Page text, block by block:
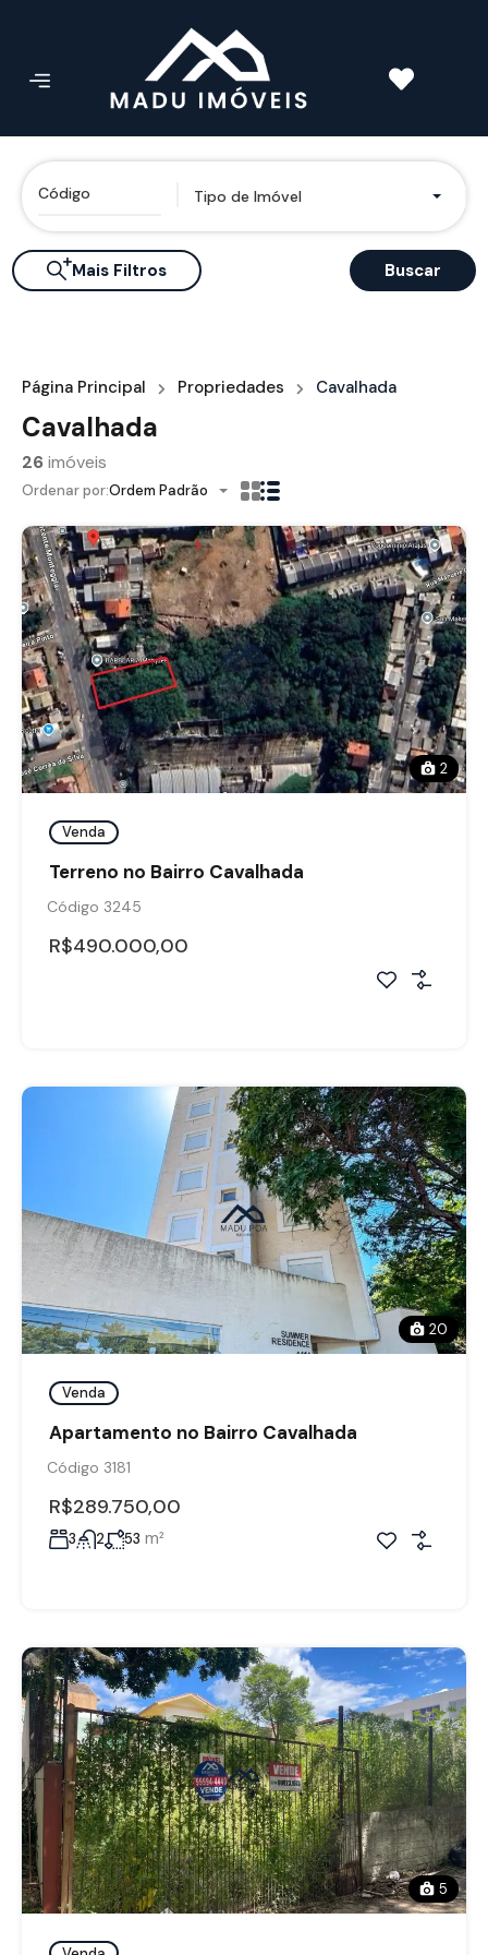
Tipo de Imóvel
Mais Filtros Buscar
Página Principal Propriedades Cavalhada
Cavalhada
26imóveis
Ordenar por:Ordem Padrão
2
Venda
Terreno no Bairro Cavalhada
Código 3245
R$490.000,00
20
Venda
Apartamento no Bairro Cavalhada
Código 3181
R$289.750,00
3 2 53 m²
5